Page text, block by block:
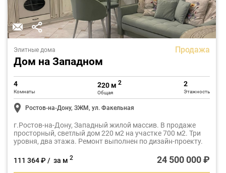
Элитные дома Продажа
Дом на Западном
4
Комнаты
220 м 2
Общая
2
Этажность
Ростов-на-Дону, ЗЖМ, ул. Факельная
г.Ростов-на-Дону, Западный жилой массив. В продаже
просторный, светлый дом 220 м2 на участке 700 м2. Три
уровня, два этажа. Ремонт выполнен по дизайн-проекту.
111 364 ₽ / за м 2 24 500 000 ₽